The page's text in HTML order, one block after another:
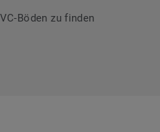
Böden zu finden